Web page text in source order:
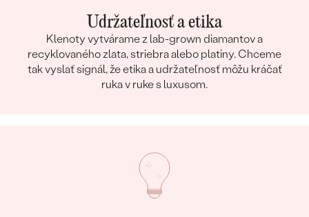
Udržateľnosť a etika
Klenoty vytvárame z lab-grown diamantov a
recyklovaného zlata, striebra alebo platiny. Chceme
tak vyslať signál, že etika a udržateľnosť môžu kráčať
ruka v ruke s luxusom.